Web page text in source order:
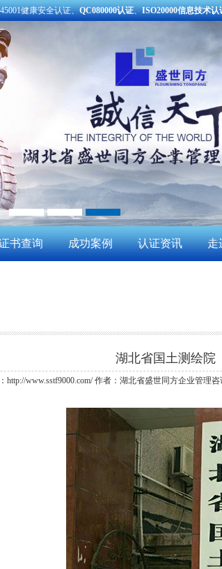
健康安全认证、QC080000认证、ISO20000信息技术认
书查询 成功案例 认证资讯 走
湖北省国土测绘院
http://www.sstf9000.com/ 作者：湖北省盛世同方企业管理